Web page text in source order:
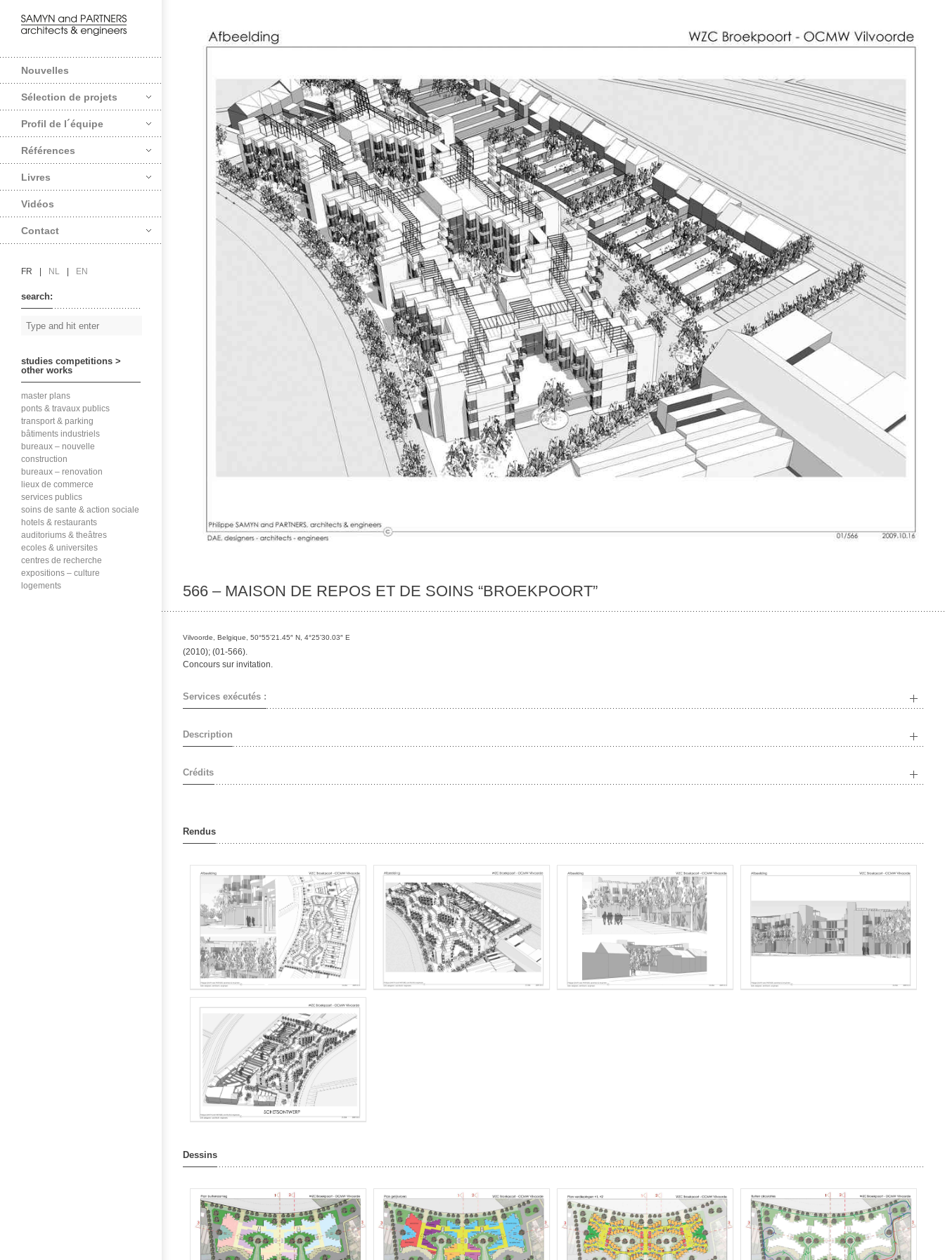
Nouvelles
Sélection de projets
Profil de l´équipe
Références
Livres
Vidéos
Contact
FR NL EN
search:
studies competitions >
other works
master plans
ponts & travaux publics
transport & parking
bâtiments industriels
bureaux – nouvelle
construction
bureaux – renovation
lieux de commerce
services publics
soins de sante & action sociale
hotels & restaurants
auditoriums & theâtres
ecoles & universites
centres de recherche
expositions – culture
logements
566 – MAISON DE REPOS ET DE SOINS “BROEKPOORT”
Vilvoorde, Belgique, 50°55’21.45″ N, 4°25’30.03″ E
(2010); (01-566).
Concours sur invitation.
Services exécutés :
Description
Crédits
Rendus
Dessins